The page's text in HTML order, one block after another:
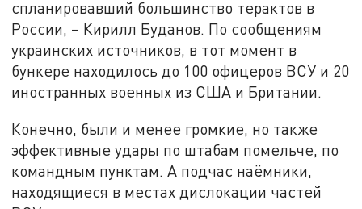
спланировавший большинство терактов в
России, – Кирилл Буданов. По сообщениям
украинских источников, в тот момент в
бункере находилось до 100 офицеров ВСУ и 20
иностранных военных из США и Британии.
Конечно, были и менее громкие, но также
эффективные удары по штабам помельче, по
командным пунктам. А подчас наёмники,
находящиеся в местах дислокации частей